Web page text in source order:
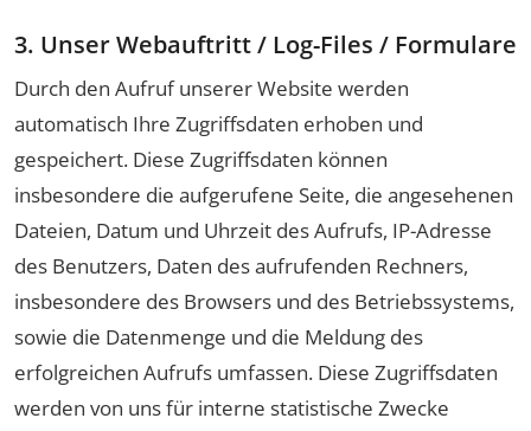
3. Unser Webauftritt / Log-Files / Formulare
Durch den Aufruf unserer Website werden
automatisch Ihre Zugriffsdaten erhoben und
gespeichert. Diese Zugriffsdaten können
insbesondere die aufgerufene Seite, die angesehenen
Dateien, Datum und Uhrzeit des Aufrufs, IP-Adresse
des Benutzers, Daten des aufrufenden Rechners,
insbesondere des Browsers und des Betriebssystems,
sowie die Datenmenge und die Meldung des
erfolgreichen Aufrufs umfassen. Diese Zugriffsdaten
werden von uns für interne statistische Zwecke